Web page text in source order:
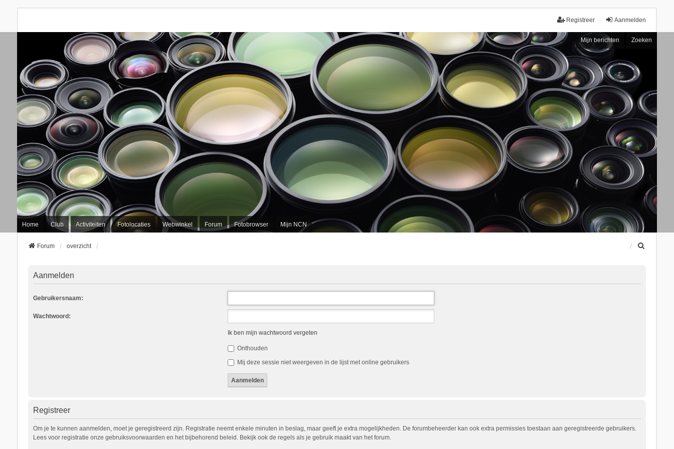
Aanmelden
Registreer
Mijn berichten Zoeken
Home Club Activiteiten Fotolocaties Webwinkel Forum Fotobrowser Mijn NCN
Forum overzicht
Aanmelden
Gebruikersnaam:
Wachtwoord:
Ik ben mijn wachtwoord vergeten
Onthouden
Mij deze sessie niet weergeven in de lijst met online gebruikers
Registreer
Om je te kunnen aanmelden, moet je geregistreerd zijn. Registratie neemt enkele minuten in beslag, maar geeft je extra mogelijkheden. De forumbeheerder kan ook extra permissies toestaan aan geregistreerde gebruikers.
Lees voor registratie onze gebruiksvoorwaarden en het bijbehorend beleid. Bekijk ook de regels als je gebruik maakt van het forum.